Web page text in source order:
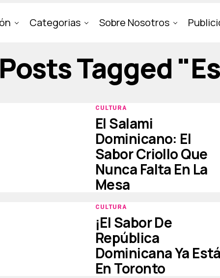
Categorias Sobre Nosotros
Tagged
CULTURA
El Salami
Dominicano: El
Sabor Criollo Que
Nunca Falta En La
Mesa
CULTURA
¡El Sabor De
República
Dominicana Ya
En Toronto